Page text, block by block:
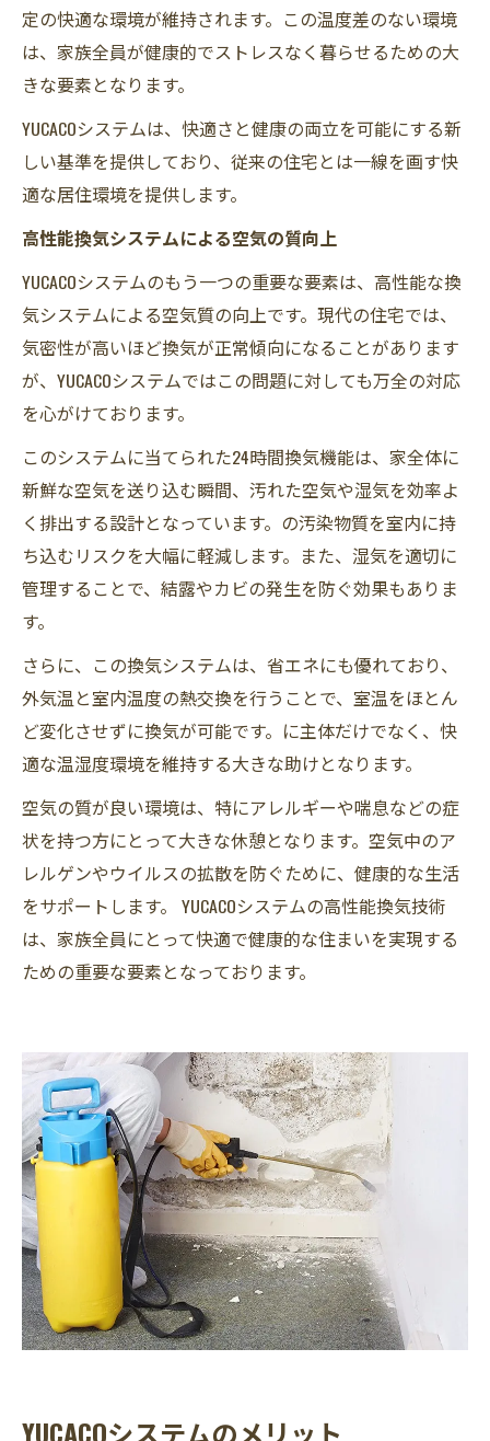
定の快適な環境が維持されます。この温度差のない環境
は、家族全員が健康的でストレスなく暮らせるための大
きな要素となります。
YUCACOシステムは、快適さと健康の両立を可能にする新
しい基準を提供しており、従来の住宅とは一線を画す快
適な居住環境を提供します。
高性能換気システムによる空気の質向上
YUCACOシステムのもう一つの重要な要素は、高性能な換
気システムによる空気質の向上です。現代の住宅では、
気密性が高いほど換気が正常傾向になることがあります
が、YUCACOシステムではこの問題に対しても万全の対応
を心がけております。
このシステムに当てられた24時間換気機能は、家全体に
新鮮な空気を送り込む瞬間、汚れた空気や湿気を効率よ
く排出する設計となっています。の汚染物質を室内に持
ち込むリスクを大幅に軽減します。また、湿気を適切に
管理することで、結露やカビの発生を防ぐ効果もありま
す。
さらに、この換気システムは、省エネにも優れており、
外気温と室内温度の熱交換を行うことで、室温をほとん
ど変化させずに換気が可能です。に主体だけでなく、快
適な温湿度環境を維持する大きな助けとなります。
空気の質が良い環境は、特にアレルギーや喘息などの症
状を持つ方にとって大きな休憩となります。空気中のア
レルゲンやウイルスの拡散を防ぐために、健康的な生活
をサポートします。 YUCACOシステムの高性能換気技術
は、家族全員にとって快適で健康的な住まいを実現する
ための重要な要素となっております。
YUCACOシステムのメリット